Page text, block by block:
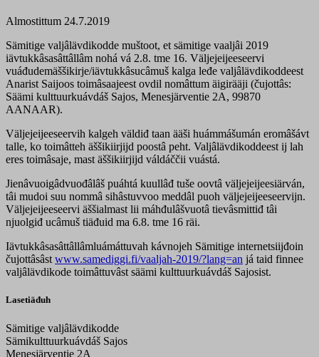
Almostittum 24.7.2019
Sämitige valjâlävdikodde muštoot, et sämitige vaaljâi 2019
iävtukkâsasâttâllâm nohá vá 2.8. tme 16. Väljejeijeeseervi
vuáđudemäššikirje/iävtukkâsucâmuš kalga leđe valjâlävdikoddeest
Anarist Saijoos toimâsaajeest ovdil nomâttum äigirääji (čujottâs:
Säämi kulttuurkuávdáš Sajos, Menesjärventie 2A, 99870
AANAAR).
Väljejeijeeseervih kalgeh väldiđ taan ääši huámmášumán eromâšávt
talle, ko toimâtteh äššikiirjijd poostâ peht. Valjâlävdikoddeest ij lah
eres toimâsaje, mast äššikiirjijd váldáččii vuástá.
Jienâvuoigâdvuođâlâš puáhtá kuullâđ tuše oovtâ väljejeijeesiärván,
tâi mudoi suu nommâ sihâstuvvoo meddâl puoh väljejeijeeseervijn.
Väljejeijeeseervi äššialmast lii máhđulâšvuotâ tievâsmittiđ tâi
njuolgiđ ucâmuš tiäđuid ma 6.8. tme 16 räi.
Iävtukkâsasâttâllâmluámáttuvah kávnojeh Sämitige internetsiijđoin
čujottâsâst www.samediggi.fi/vaaljah-2019/?lang=an já taid finnee
valjâlävdikode toimâttuvâst säämi kulttuurkuávdáš Sajosist.
Lasetiäđuh
Sämitige valjâlävdikodde
Sämikulttuurkuávdáš Sajos
Menesjärventie 2A